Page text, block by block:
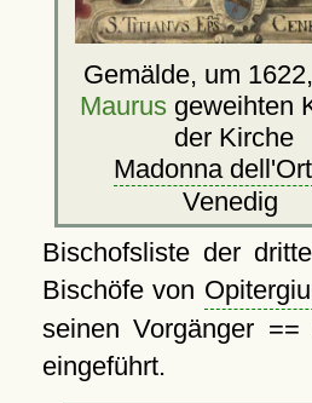
Gemälde, um
Maurusgeweihten
der Kirche
Madonna
Venedig
Bischofsliste der
Bischöfe von
seinen Vorgänger
eingeführt.